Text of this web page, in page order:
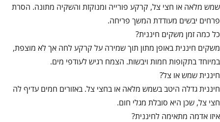
שמש מלאה או חצי צל, קרקע פורייה ומנוקזת והשקיה מתונה. הסרת
פרחים יבשים מעודדת המשך פריחה.
כל כמה זמן משקים חיננית?
משקים חיננית באופן מתון תוך שמירה על קרקע לחה אך לא מוצפת,
במיוחד בתקופות חמות ויבשות. הצמח רגיש לעודפי מים.
חיננית שמש או צל?
חיננית גדלה היטב בשמש מלאה או בחצי צל. באזורים חמים עדיף לה
חצי צל, שכן היא סובלת מגלי חום.
איזו אדמה מתאימה לחיננית?